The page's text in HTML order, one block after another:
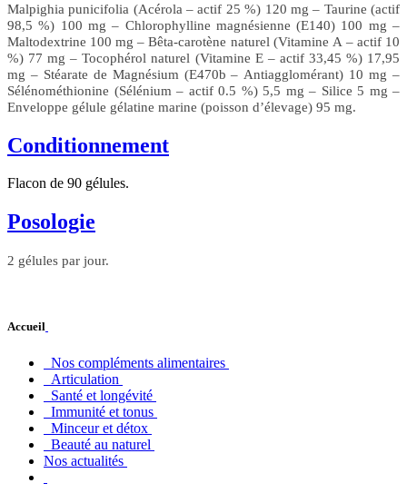
Malpighia punicifolia (Acérola – actif 25 %) 120 mg – Taurine (actif
98,5 %) 100 mg – Chlorophylline magnésienne (E140) 100 mg –
Maltodextrine 100 mg – Bêta-carotène naturel (Vitamine A – actif 10
%) 77 mg – Tocophérol naturel (Vitamine E – actif 33,45 %) 17,95
mg – Stéarate de Magnésium (E470b – Antiagglomérant) 10 mg –
Sélénométhionine (Sélénium – actif 0.5 %) 5,5 mg – Silice 5 mg –
Enveloppe gélule gélatine marine (poisson d’élevage) 95 mg.
Conditionnement
Flacon de 90 gélules.
Posologie
2 gélules par jour.
Accueil
Nos compléments alimentaires
Articulation
Santé et longévité
Immunité et tonus
Minceur et détox
Beauté au naturel
Nos actualités